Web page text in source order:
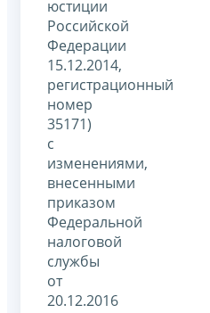
юстиции
Российской
Федерации
15.12.2014,
регистрационный
номер
35171)
с
изменениями,
внесенными
приказом
Федеральной
налоговой
службы
от
20.12.2016